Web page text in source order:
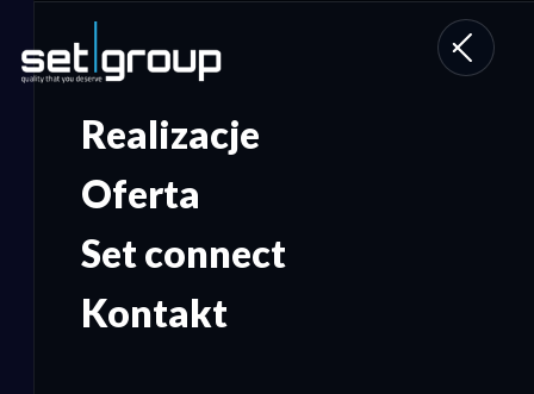
Realizacje
Oferta
Set connect
Kontakt
Toggle